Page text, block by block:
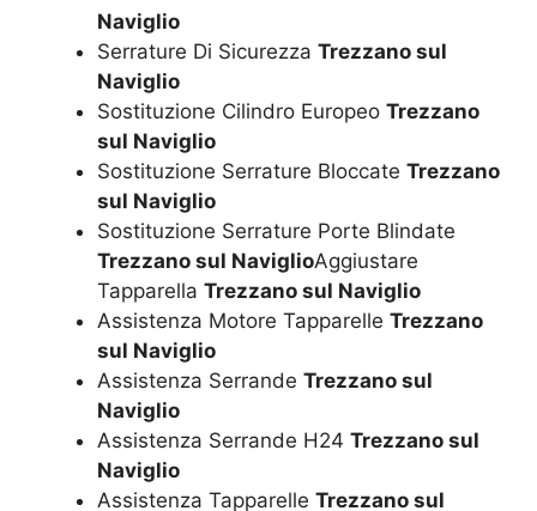
Naviglio
Serrature Di Sicurezza Trezzano sul
Naviglio
Sostituzione Cilindro Europeo Trezzano
sul Naviglio
Sostituzione Serrature Bloccate Trezzano
sul Naviglio
Sostituzione Serrature Porte Blindate
Trezzano sul NaviglioAggiustare
Tapparella Trezzano sul Naviglio
Assistenza Motore Tapparelle Trezzano
sul Naviglio
Assistenza Serrande Trezzano sul
Naviglio
Assistenza Serrande H24 Trezzano sul
Naviglio
Assistenza Tapparelle Trezzano sul